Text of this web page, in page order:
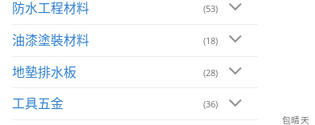
防水工程材料 (53)
油漆塗裝材料 (18)
地墊排水板 (28)
工具五金 (36)
包晴天